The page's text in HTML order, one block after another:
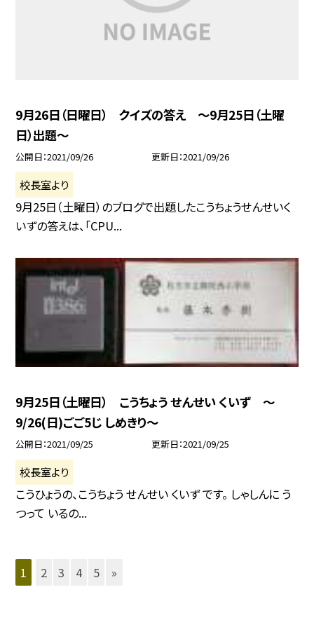
9月26日（日曜日） クイズの答え 〜9月25日（土曜
日）出題〜
公開日 2021/09/26 更新日 2021/09/26
校長室より
9月25日（土曜日）のブログで出題したこうちょうせんせいく
いずの答えは、「CPU...
9月25日（土曜日） こうちょう せんせい くいず 〜
9/26(日)ごご5じ しめきり〜
公開日 2021/09/25 更新日 2021/09/25
校長室より
こうひょうの、こうちょう せんせい くいず です。 しゃしんに う
つって いるの...
1 2 3 4 5 »